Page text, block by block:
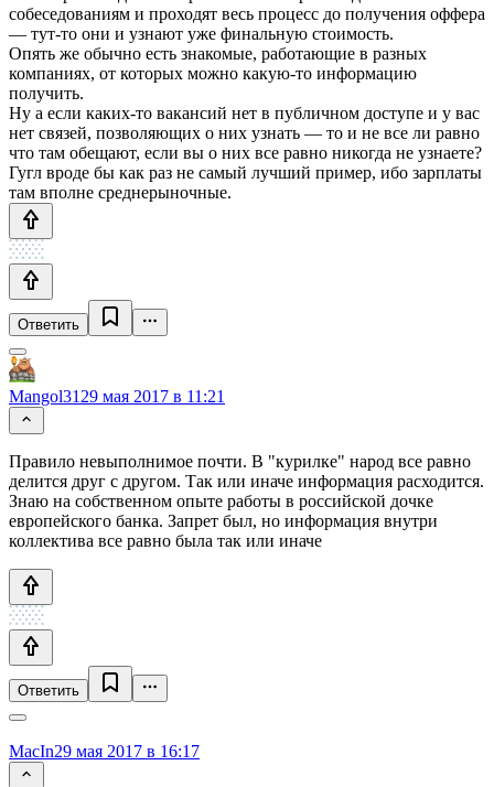
собеседованиям и проходят весь процесс до получения оффера
— тут-то они и узнают уже финальную стоимость.
Опять же обычно есть знакомые, работающие в разных
компаниях, от которых можно какую-то информацию
получить.
Ну а если каких-то вакансий нет в публичном доступе и у вас
нет связей, позволяющих о них узнать — то и не все ли равно
что там обещают, если вы о них все равно никогда не узнаете?
Гугл вроде бы как раз не самый лучший пример, ибо зарплаты
там вполне среднерыночные.
Ответить
Mangol31 29 мая 2017 в 11:21
Правило невыполнимое почти. В "курилке" народ все равно
делится друг с другом. Так или иначе информация расходится.
Знаю на собственном опыте работы в российской дочке
европейского банка. Запрет был, но информация внутри
коллектива все равно была так или иначе
Ответить
MacIn29 мая 2017 в 16:17